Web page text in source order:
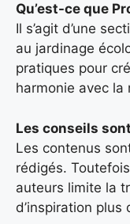
Qu’est-ce que
Il s’agit d’une
au jardinage
pratiques pour
harmonie avec la
Les conseils
Les contenus
rédigés.
auteurs limite la
d’inspiration plus